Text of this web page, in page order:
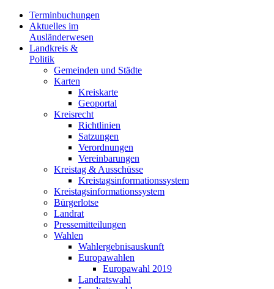
Terminbuchungen
Aktuelles im
Ausländerwesen
Landkreis &
Politik
Gemeinden und Städte
Karten
Kreiskarte
Geoportal
Kreisrecht
Richtlinien
Satzungen
Verordnungen
Vereinbarungen
Kreistag & Ausschüsse
Kreistagsinformationssystem
Kreistagsinformationssystem
Bürgerlotse
Landrat
Pressemitteilungen
Wahlen
Wahlergebnisauskunft
Europawahlen
Europawahl 2019
Landratswahl